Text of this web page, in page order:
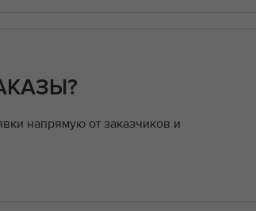
напрямую от заказчиков и